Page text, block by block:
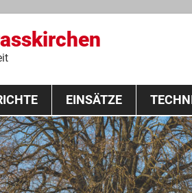
Zum
springen
EINSÄTZE
Fahrzeuge
Ausrüstung